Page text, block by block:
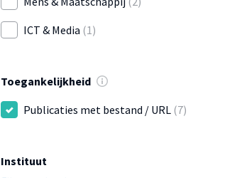
ICT & Media (1)
Toegankelijkheid
Publicaties met bestand / URL (7)
Instituut